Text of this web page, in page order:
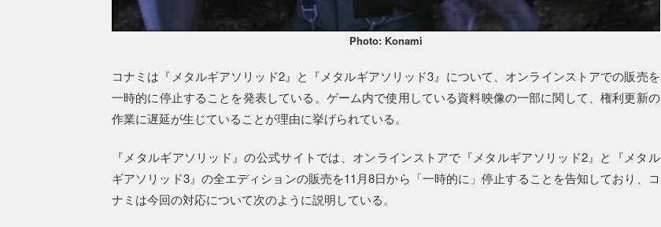
Photo: Konami
コナミは『メタルギアソリッド2』と『メタルギアソリッド3』について、オンラインストアでの販売を
一時的に停止することを発表している。ゲーム内で使用している資料映像の一部に関して、権利更新の
作業に遅延が生じていることが理由に挙げられている。
『メタルギアソリッド』の公式サイトでは、オンラインストアで『メタルギアソリッド2』と『メタル
ギアソリッド3』の全エディションの販売を11月8日から「一時的に」停止することを告知しており、コ
ナミは今回の対応について次のように説明している。